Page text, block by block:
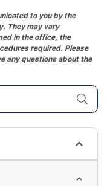
to you by the
They may vary
in the office, the
required. Please
any questions about the